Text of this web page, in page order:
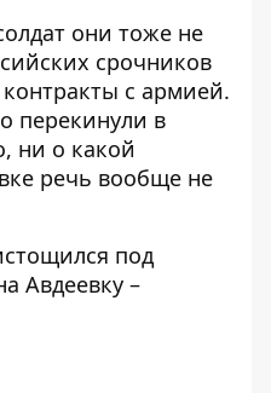
они тоже не
срочников
с армией.
перекинули в
ни о какой
речь вообще не
под
Авдеевку –